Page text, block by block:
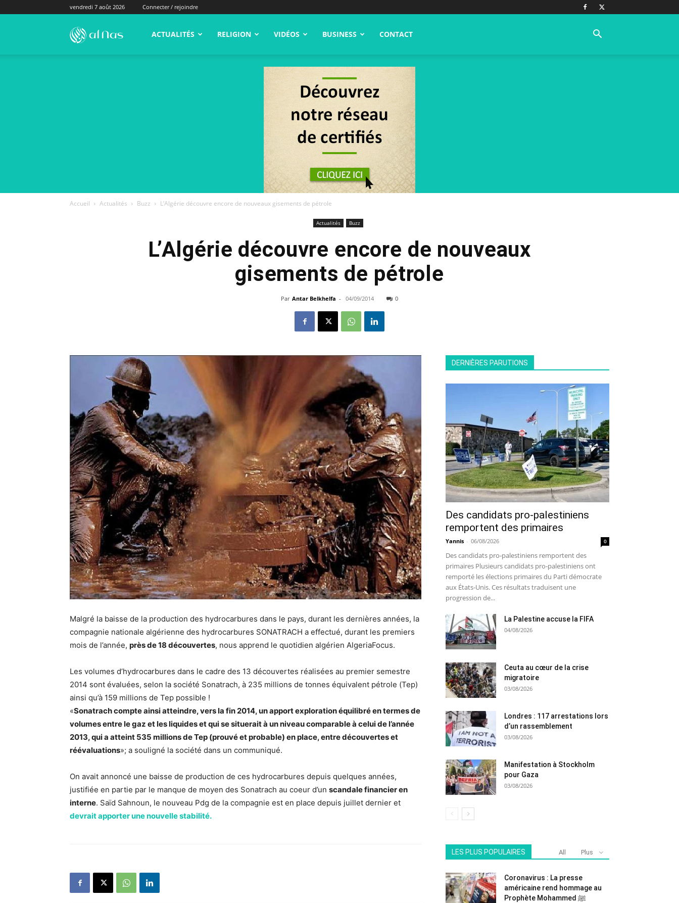
vendredi 7 août 2026 Connecter / rejoindre
alNas.fr ACTUALITÉS RELIGION VIDÉOS BUSINESS CONTACT
Accueil Actualités Buzz L’Algérie découvre encore de nouveaux gisements de pétrole
Actualités Buzz
L’Algérie découvre encore de nouveaux
gisements de pétrole
Par Antar Belkhelfa - 04/09/2014 0
Malgré la baisse de la production des hydrocarbures dans le pays, durant les dernières années, la
compagnie nationale algérienne des hydrocarbures SONATRACH a effectué, durant les premiers
mois de l’année, près de 18 découvertes, nous apprend le quotidien algérien AlgeriaFocus.
Les volumes d’hydrocarbures dans le cadre des 13 découvertes réalisées au premier semestre
2014 sont évaluées, selon la société Sonatrach, à 235 millions de tonnes équivalent pétrole (Tep)
ainsi qu’à 159 millions de Tep possible !
«Sonatrach compte ainsi atteindre, vers la fin 2014, un apport exploration équilibré en termes de
volumes entre le gaz et les liquides et qui se situerait à un niveau comparable à celui de l’année
2013, qui a atteint 535 millions de Tep (prouvé et probable) en place, entre découvertes et
réévaluations»; a souligné la société dans un communiqué.
On avait annoncé une baisse de production de ces hydrocarbures depuis quelques années,
justifiée en partie par le manque de moyen des Sonatrach au coeur d’un scandale financier en
interne. Saïd Sahnoun, le nouveau Pdg de la compagnie est en place depuis juillet dernier et
devrait apporter une nouvelle stabilité.
DERNIÈRES PARUTIONS
Des candidats pro-palestiniens
remportent des primaires
Yannis - 06/08/2026 0
Des candidats pro-palestiniens remportent des
primaires Plusieurs candidats pro-palestiniens ont
remporté les élections primaires du Parti démocrate
aux États-Unis. Ces résultats traduisent une
progression de...
La Palestine accuse la FIFA
04/08/2026
Ceuta au cœur de la crise
migratoire
03/08/2026
Londres : 117 arrestations lors
d’un rassemblement
03/08/2026
Manifestation à Stockholm
pour Gaza
03/08/2026
LES PLUS POPULAIRES All Plus
Coronavirus : La presse
américaine rend hommage au
Prophète Mohammed ﷺ